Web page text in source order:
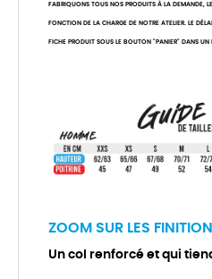
FABRIQUONS TOUS NOS PRODUITS À LA DEMANDE,
FONCTION DE LA CHARGE DE NOTRE ATELIER. LE
FICHE PRODUIT SOUS LE BOUTON "PANIER" DANS UN
ZOOM SUR LES
Un col renforcé et qui